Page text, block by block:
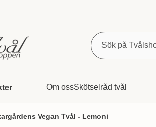
Sök
Om ossSkötselråd tvål
Vegan Tvål - Lemoni